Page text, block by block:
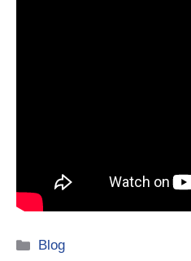
Catégories
Blog